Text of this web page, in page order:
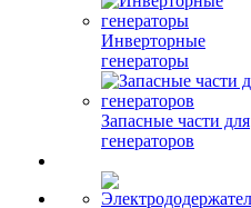
Инверторные
генераторы
Запасные части для
генераторов